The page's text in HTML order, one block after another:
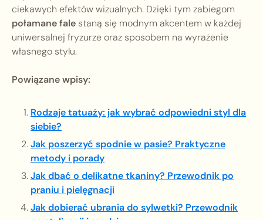
ciekawych efektów wizualnych. Dzięki tym zabiegom
połamane fale staną się modnym akcentem w każdej
uniwersalnej fryzurze oraz sposobem na wyrażenie
własnego stylu.
Powiązane wpisy:
Rodzaje tatuaży: jak wybrać odpowiedni styl dla
siebie?
Jak poszerzyć spodnie w pasie? Praktyczne
metody i porady
Jak dbać o delikatne tkaniny? Przewodnik po
praniu i pielęgnacji
Jak dobierać ubrania do sylwetki? Przewodnik